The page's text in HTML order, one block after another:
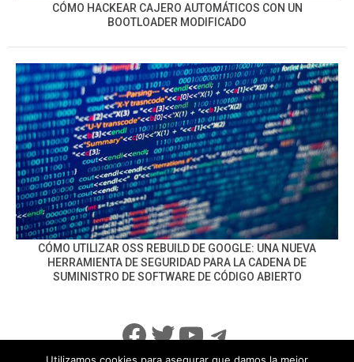
CÓMO HACKEAR CAJERO AUTOMÁTICOS CON UN
BOOTLOADER MODIFICADO
CÓMO UTILIZAR OSS REBUILD DE GOOGLE: UNA NUEVA
HERRAMIENTA DE SEGURIDAD PARA LA CADENA DE
SUMINISTRO DE SOFTWARE DE CÓDIGO ABIERTO
Facebook
Twitter
YouTube
Telegram